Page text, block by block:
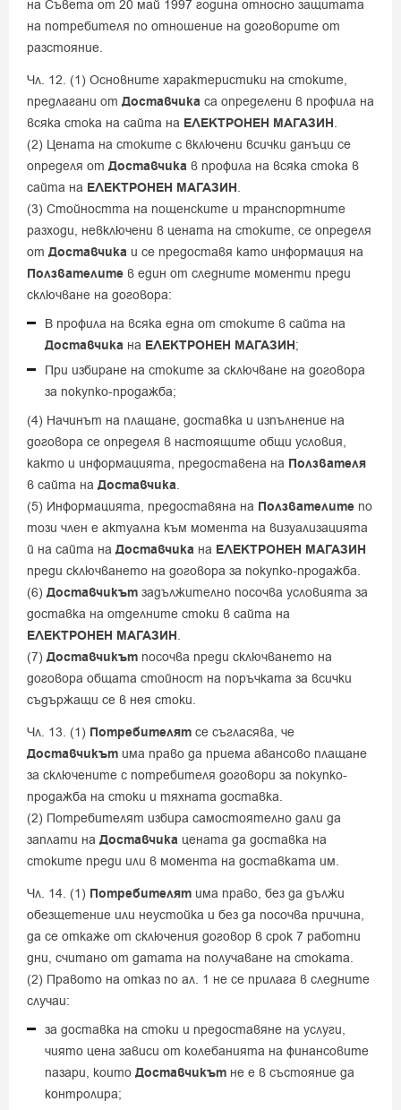
на Съвета от 20 май 1997 година относно защитата
на потребителя по отношение на договорите от
разстояние.
Чл. 12. (1) Основните характеристики на стоките,
предлагани от Доставчика са определени в профила на
всяка стока на сайта на ЕЛЕКТРОНЕН МАГАЗИН.
(2) Цената на стоките с включени всички данъци се
определя от Доставчика в профила на всяка стока в
сайта на ЕЛЕКТРОНЕН МАГАЗИН.
(3) Стойността на пощенските и транспортните
разходи, невключени в цената на стоките, се определя
от Доставчика и се предоставя като информация на
Ползвателите в един от следните моменти преди
сключване на договора:
В профила на всяка една от стоките в сайта на
Доставчика на ЕЛЕКТРОНЕН МАГАЗИН;
При избиране на стоките за сключване на договора
за покупко-продажба;
(4) Начинът на плащане, доставка и изпълнение на
договора се определя в настоящите общи условия,
както и информацията, предоставена на Ползвателя
в сайта на Доставчика.
(5) Информацията, предоставяна на Ползвателите по
този член е актуална към момента на визуализацията
й на сайта на Доставчика на ЕЛЕКТРОНЕН МАГАЗИН
преди сключването на договора за покупко-продажба.
(6) Доставчикът задължително посочва условията за
доставка на отделните стоки в сайта на
ЕЛЕКТРОНЕН МАГАЗИН.
(7) Доставчикът посочва преди сключването на
договора общата стойност на поръчката за всички
съдържащи се в нея стоки.
Чл. 13. (1) Потребителят се съгласява, че
Доставчикът има право да приема авансово плащане
за сключените с потребителя договори за покупко-
продажба на стоки и тяхната доставка.
(2) Потребителят избира самостоятелно дали да
заплати на Доставчика цената да доставка на
стоките преди или в момента на доставката им.
Чл. 14. (1) Потребителят има право, без да дължи
обезщетение или неустойка и без да посочва причина,
да се откаже от сключения договор в срок 7 работни
дни, считано от датата на получаване на стоката.
(2) Правото на отказ по ал. 1 не се прилага в следните
случаи:
за доставка на стоки и предоставяне на услуги,
чиято цена зависи от колебанията на финансовите
пазари, които Доставчикът не е в състояние да
контролира;